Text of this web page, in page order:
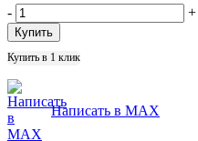
-
+
Купить в 1 клик
Написать в MAX